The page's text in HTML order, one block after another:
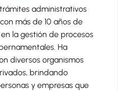
administrativos
más de 10 años de
la gestión de procesos
Ha
diversos organismos
brindando
y empresas que